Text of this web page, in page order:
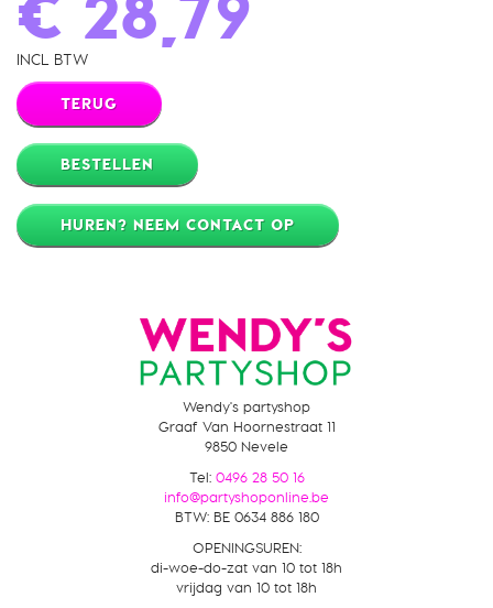
INCL BTW
TERUG
BESTELLEN
HUREN? NEEM CONTACT OP
Wendy's partyshop
Graaf Van Hoornestraat 11
9850 Nevele
Tel: 0496 28 50 16
info@partyshoponline.be
BTW: BE 0634 886 180
OPENINGSUREN:
di-woe-do-zat van 10 tot 18h
vrijdag van 10 tot 18h